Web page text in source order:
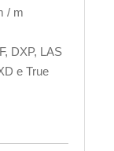
/ m
DXP, LAS
e True